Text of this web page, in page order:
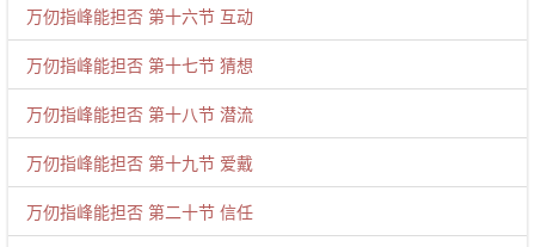
万仞指峰能担否 第十六节 互动
万仞指峰能担否 第十七节 猜想
万仞指峰能担否 第十八节 潜流
万仞指峰能担否 第十九节 爱戴
万仞指峰能担否 第二十节 信任